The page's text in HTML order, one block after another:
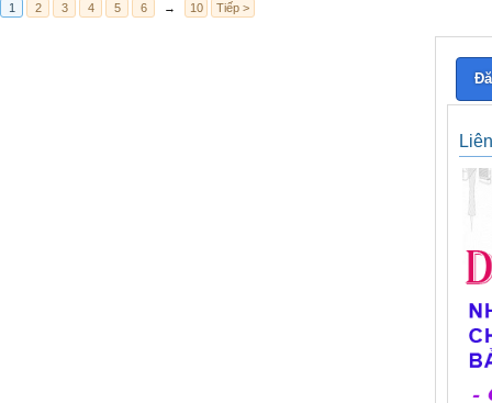
1 2 3 4 5 6 → 10 Tiếp >